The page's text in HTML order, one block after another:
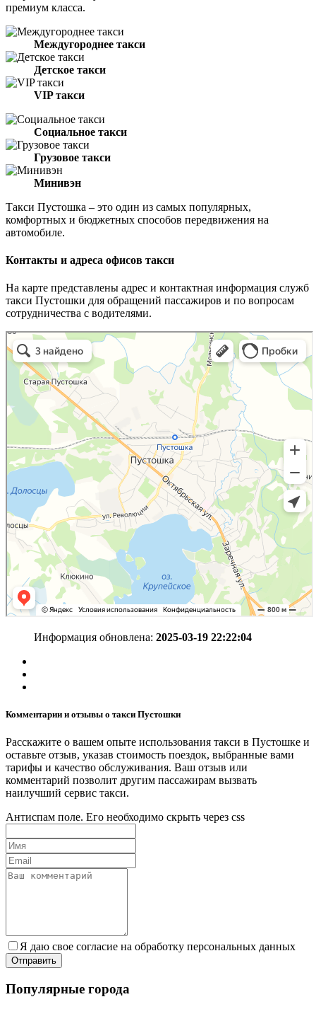
премиум класса.
Междугороднее такси
Детское такси
VIP такси
Социальное такси
Грузовое такси
Минивэн
Такси Пустошка – это один из самых популярных,
комфортных и бюджетных способов передвижения на
автомобиле.
Контакты и адреса офисов такси
На карте представлены адрес и контактная информация служб
такси Пустошки для обращений пассажиров и по вопросам
сотрудничества с водителями.
Информация обновлена: 2025-03-19 22:22:04
Комментарии и отзывы о такси Пустошки
Расскажите о вашем опыте использования такси в Пустошке и
оставьте отзыв, указав стоимость поездок, выбранные вами
тарифы и качество обслуживания. Ваш отзыв или
комментарий позволит другим пассажирам вызвать
наилучший сервис такси.
Антиспам поле. Его необходимо скрыть через css
Я даю свое согласие на обработку персональных данных
Популярные города